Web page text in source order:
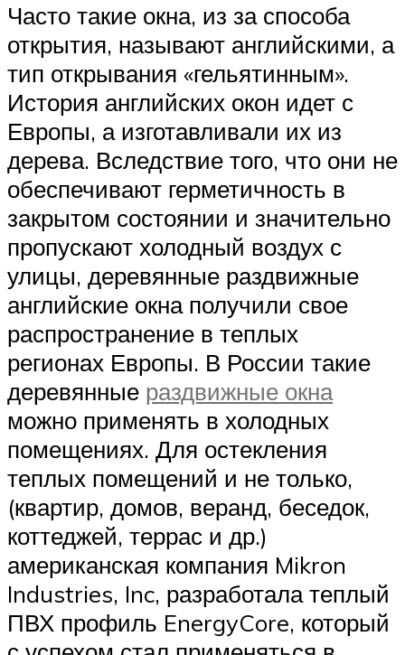
Часто такие окна, из за способа
открытия, называют английскими, а
тип открывания «гельятинным».
История английских окон идет с
Европы, а изготавливали их из
дерева. Вследствие того, что они не
обеспечивают герметичность в
закрытом состоянии и значительно
пропускают холодный воздух с
улицы, деревянные раздвижные
английские окна получили свое
распространение в теплых
регионах Европы. В России такие
деревянные раздвижные окна
можно применять в холодных
помещениях. Для остекления
теплых помещений и не только,
(квартир, домов, веранд, беседок,
коттеджей, террас и др.)
американская компания Mikron
Industries, Inc, разработала теплый
ПВХ профиль EnergyCore, который